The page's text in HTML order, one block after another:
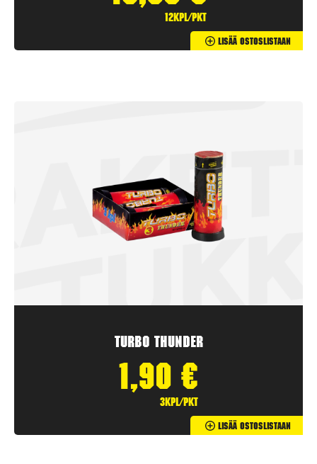
12kpl/pkt
Lisää Ostoslistaan
Turbo Thunder
1,90 €
3kpl/pkt
Lisää Ostoslistaan